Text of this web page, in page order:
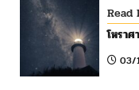
Read
โหรา
03/